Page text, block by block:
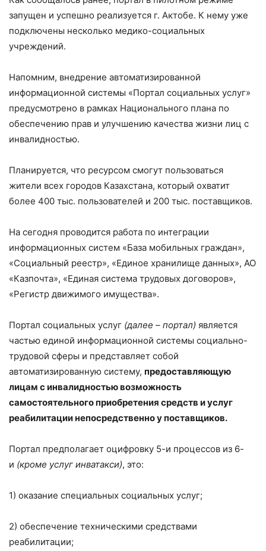
запущен и успешно реализуется г. Актобе. К нему уже
подключены несколько медико-социальных
учреждений.
Напомним, внедрение автоматизированной
информационной системы «Портал социальных услуг»
предусмотрено в рамках Национального плана по
обеспечению прав и улучшению качества жизни лиц с
инвалидностью.
Планируется, что ресурсом смогут пользоваться
жители всех городов Казахстана, который охватит
более 400 тыс. пользователей и 200 тыс. поставщиков.
На сегодня проводится работа по интеграции
информационных систем «База мобильных граждан»,
«Социальный реестр», «Единое хранилище данных», АО
«Казпочта», «Единая система трудовых договоров»,
«Регистр движимого имущества».
Портал социальных услуг (далее – портал) является
частью единой информационной системы социально-
трудовой сферы и представляет собой
автоматизированную систему, предоставляющую
лицам с инвалидностью возможность
самостоятельного приобретения средств и услуг
реабилитации непосредственно у поставщиков.
Портал предполагает оцифровку 5-и процессов из 6-
и (кроме услуг инватакси), это:
1) оказание специальных социальных услуг;
2) обеспечение техническими средствами
реабилитации;